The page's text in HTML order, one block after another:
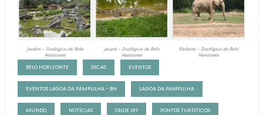
BELO HORIZONTE DICAS EVENTOS
EVENTOS LAGOA DA PAMPULHA - BH LAGOA DA PAMPULHA
MUNDO NOTÍCIAS ONDE IR? PONTOS TURÍSTICOS